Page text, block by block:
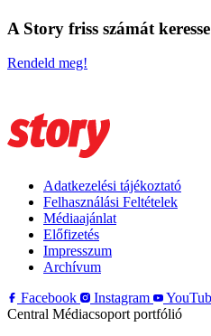
A Story friss számát
Rendeld meg!
Adatkezelési tájékoztató
Felhasználási Feltételek
Médiaajánlat
Előfizetés
Impresszum
Archívum
Facebook
Instagram
Central Médiacsoport portfólió